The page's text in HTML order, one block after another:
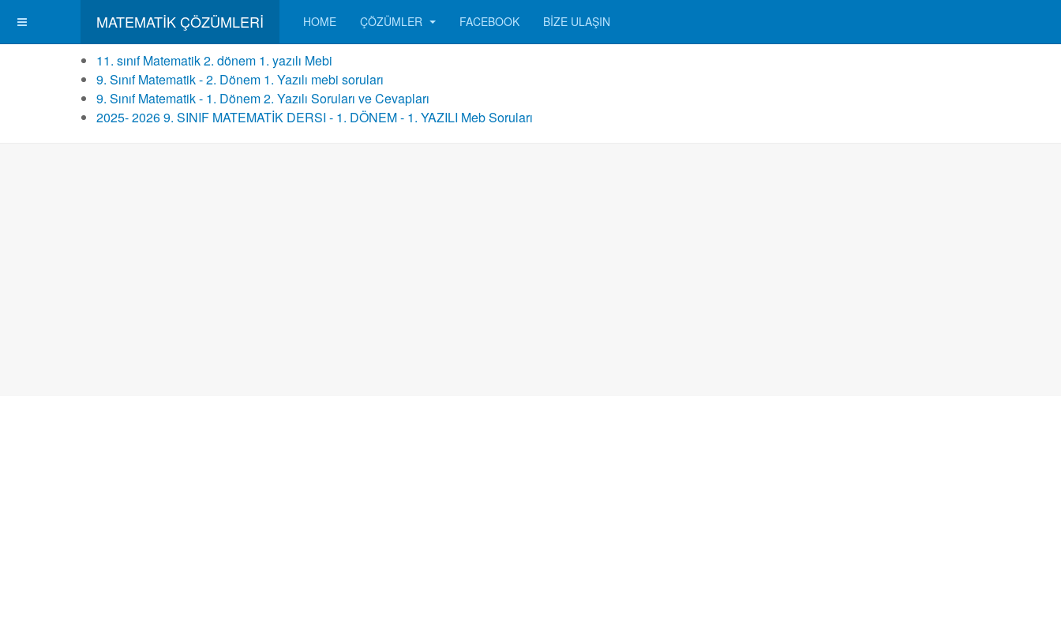
MATEMATIK ÇÖZÜMLERI HOME ÇÖZÜMLER FACEBOOK BIZE ULAŞIN
11. sınıf Matematik 2. dönem 1. yazılı Mebi
9. Sınıf Matematik - 2. Dönem 1. Yazılı mebi soruları
9. Sınıf Matematik - 1. Dönem 2. Yazılı Soruları ve Cevapları
2025- 2026 9. SINIF MATEMATİK DERSI - 1. DÖNEM - 1. YAZILI Meb Soruları